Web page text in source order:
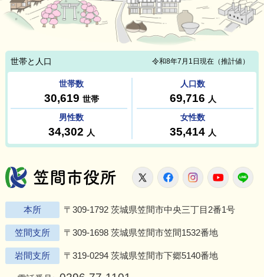
笠間市役所
X FacebookInstagram
本所 〒309-1792 茨城県笠間市中央三丁目2番1号
笠間支所 〒309-1698 茨城県笠間市笠間1532番地
岩間支所 〒319-0294 茨城県笠間市下郷5140番地